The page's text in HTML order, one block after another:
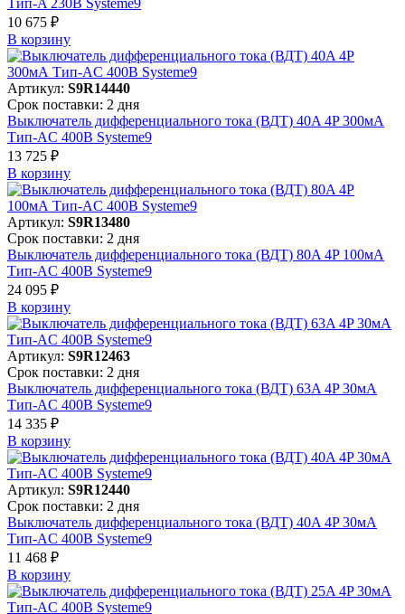
10 675 ₽
В корзинy
Артикул: S9R14440
Срок поставки: 2 дня
Выключатель дифференциального тока (ВДТ) 40A 4P 300мА
Тип-AC 400В Systeme9
13 725 ₽
В корзинy
Артикул: S9R13480
Срок поставки: 2 дня
Выключатель дифференциального тока (ВДТ) 80A 4P 100мА
Тип-AC 400В Systeme9
24 095 ₽
В корзинy
Артикул: S9R12463
Срок поставки: 2 дня
Выключатель дифференциального тока (ВДТ) 63A 4P 30мА
Тип-AC 400В Systeme9
14 335 ₽
В корзинy
Артикул: S9R12440
Срок поставки: 2 дня
Выключатель дифференциального тока (ВДТ) 40A 4P 30мА
Тип-AC 400В Systeme9
11 468 ₽
В корзинy